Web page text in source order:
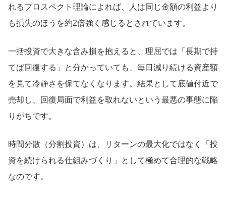
れるプロスペクト理論によれば、人は同じ金額の利益より
も損失のほうを約2倍強く感じるとされています。
一括投資で大きな含み損を抱えると、理屈では「長期で持
てば回復する」と分かっていても、毎日減り続ける資産額
を見て冷静さを保てなくなります。結果として底値付近で
売却し、回復局面で利益を取れないという最悪の事態に陥
りがちです。
時間分散（分割投資）は、リターンの最大化ではなく「投
資を続けられる仕組みづくり」として極めて合理的な戦略
なのです。